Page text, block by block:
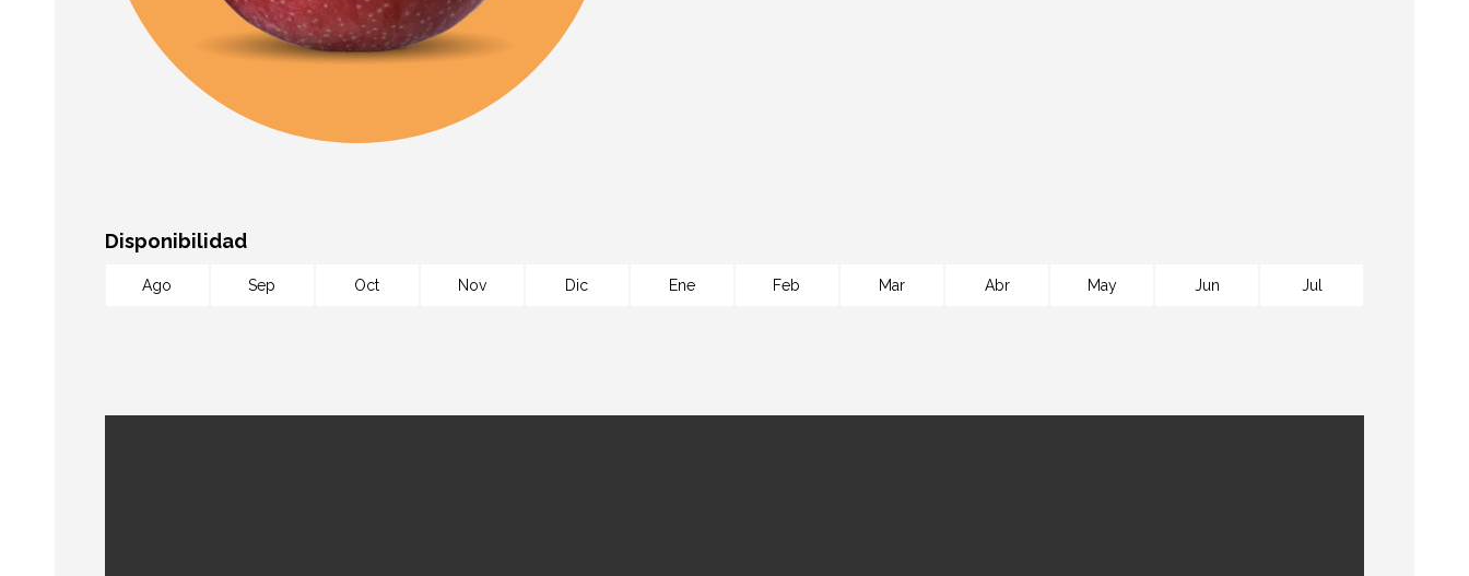
Disponibilidad
Ago Sep Oct Nov Dic Ene Feb Mar Abr May Jun Jul